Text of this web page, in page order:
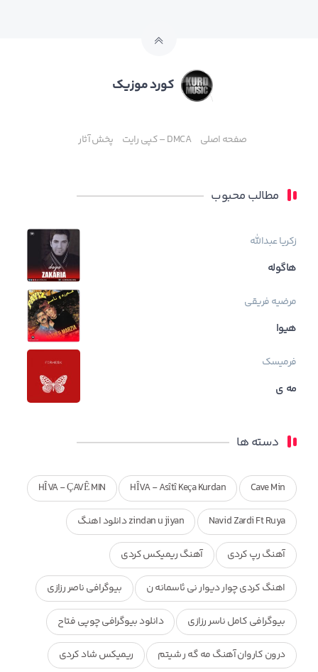
کورد موزیک
صفحه اصلی DMCA – کپی رایت پخش آثار
مطالب محبوب
زکریا عبدالله
هاگوله
مرضیه فریقی
هیوا
فرمیسک
مه ی
دسته ها
Cave Min
HÎVA - Asîtî Keça Kurdan
HÎVA - ÇAVÊ MIN
Navid Zardi Ft Ruya zindan u jiyan دانلود اهنگ
آهنگ رپ کردی آهنگ ریمیکس کردی
اهنگ کردی چوار دیوار نی ئاسمانه ن بیوگرافی ناصر رزازی
بیوگرافی کامل ناسر رزازی دانلود بیوگرافی چوپی فتاح
درون کاروان آهنگ مه گه ر شیتم ریمیکس شاد کردی